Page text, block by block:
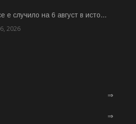
е случило на 6 август в исто...
2026
⇒
⇒